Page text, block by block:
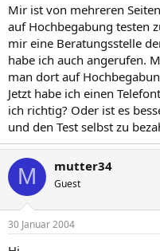
Mir ist von mehreren
auf Hochbegabung testen
mir eine Beratungsstelle
habe ich auch angerufen.
man dort auf
Jetzt habe ich einen
ich richtig? Oder ist es
und den Test selbst zu
M mutter34
Guest
30 Januar 2004